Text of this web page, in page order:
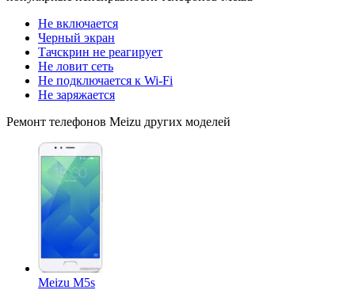
Не включается
Черный экран
Тачскрин не реагирует
Не ловит сеть
Не подключается к Wi-Fi
Не заряжается
Ремонт телефонов Meizu других моделей
Meizu M5s